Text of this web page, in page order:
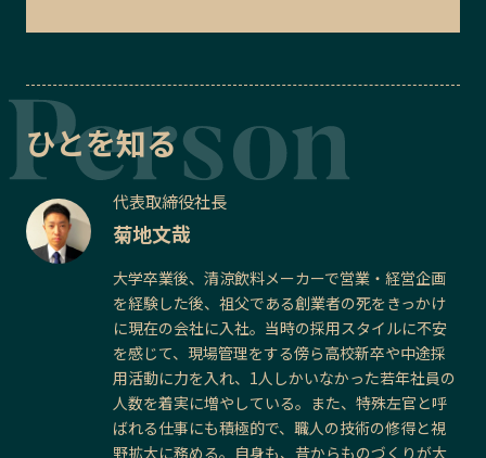
ひとを知る
代表取締役社長
菊地文哉
大学卒業後、清涼飲料メーカーで営業・経営企画
を経験した後、祖父である創業者の死をきっかけ
に現在の会社に入社。当時の採用スタイルに不安
を感じて、現場管理をする傍ら高校新卒や中途採
用活動に力を入れ、1人しかいなかった若年社員の
人数を着実に増やしている。また、特殊左官と呼
ばれる仕事にも積極的で、職人の技術の修得と視
野拡大に務める。自身も、昔からものづくりが大